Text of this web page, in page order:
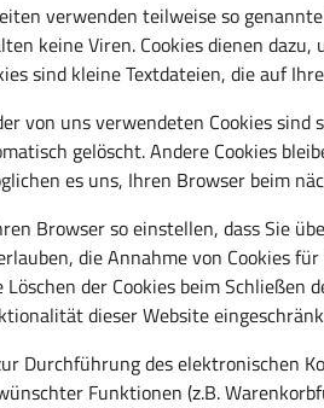
verwenden teilweise so
keine Viren. Cookies dienen
sind kleine Textdateien, die auf
von uns verwendeten Cookies sind
gelöscht. Andere Cookies
es uns, Ihren Browser beim
Browser so einstellen, dass Sie
die Annahme von Cookies
der Cookies beim Schließen
dieser Website
Durchführung des elektronischen
Funktionen (z.B.